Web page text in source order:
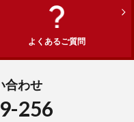
よくあるご質問
合わせ
256